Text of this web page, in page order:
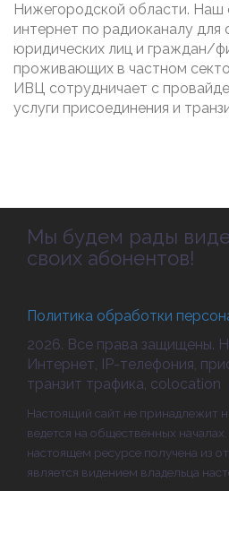
Нижегородской области. Наш
интернет по радиоканалу для
юридических лиц и граждан/
проживающих в частном
ИВЦ сотрудничает с
услуги присоединения и
Мы будем рады
своих абонентов!
Политика обработки
2026. Все права защищены.
Интернет, IP-телефония,
транзит трафика, colocation
Настоящий сайт не принадлежит
ведется на общественных
настоящем ресурсе получена из
является видением владельца